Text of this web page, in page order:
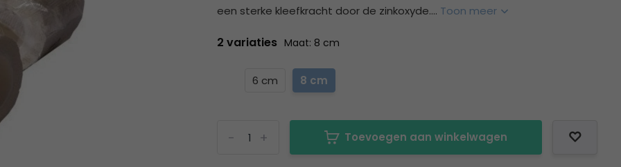
een sterke kleefkracht door de zinkoxyde.... Toon meer
2 variaties Maat: 8 cm
6 cm 8 cm
+
- Toevoegen aan winkelwagen